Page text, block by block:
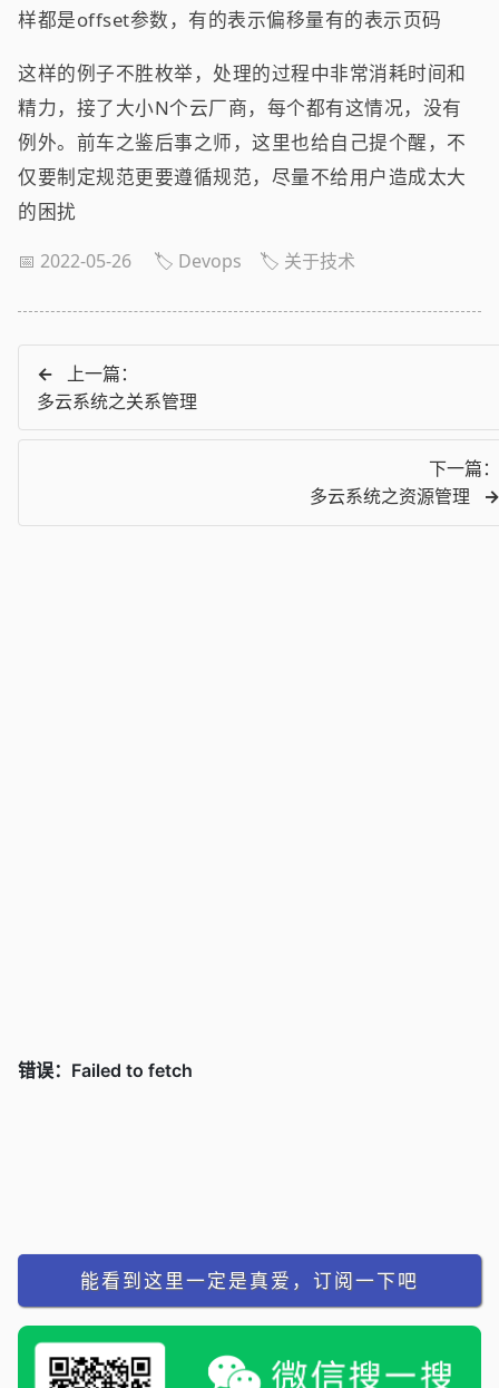
样都是offset参数，有的表示偏移量有的表示页码
这样的例子不胜枚举，处理的过程中非常消耗时间和
精力，接了大小N个云厂商，每个都有这情况，没有
例外。前车之鉴后事之师，这里也给自己提个醒，不
仅要制定规范更要遵循规范，尽量不给用户造成太大
的困扰
📅 2022-05-26 🏷️ Devops 🏷️ 关于技术
←
上一篇：
多云系统之关系管理
下一篇：
多云系统之资源管理
→
能看到这里一定是真爱，订阅一下吧